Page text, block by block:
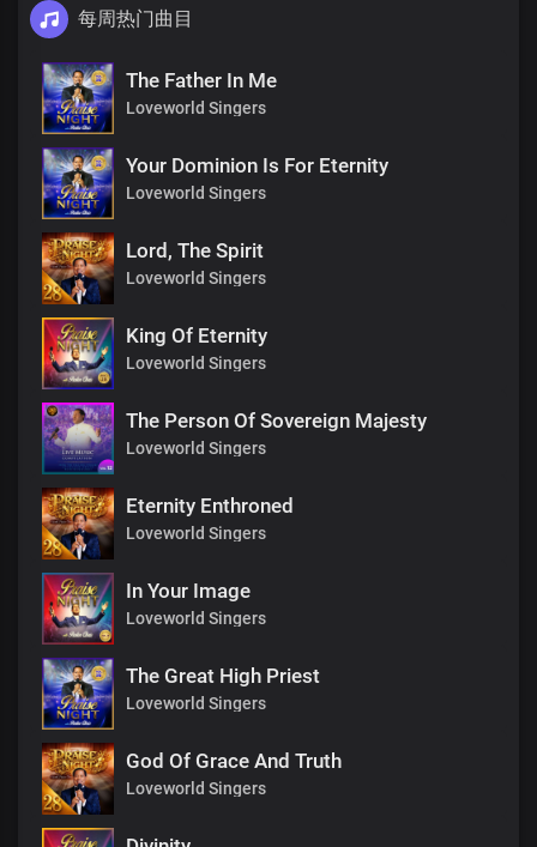
每周热门曲目
The Father In Me
Loveworld Singers
Your Dominion Is For Eternity
Loveworld Singers
Lord, The Spirit
Loveworld Singers
King Of Eternity
Loveworld Singers
The Person Of Sovereign Majesty
Loveworld Singers
Eternity Enthroned
Loveworld Singers
In Your Image
Loveworld Singers
The Great High Priest
Loveworld Singers
God Of Grace And Truth
Loveworld Singers